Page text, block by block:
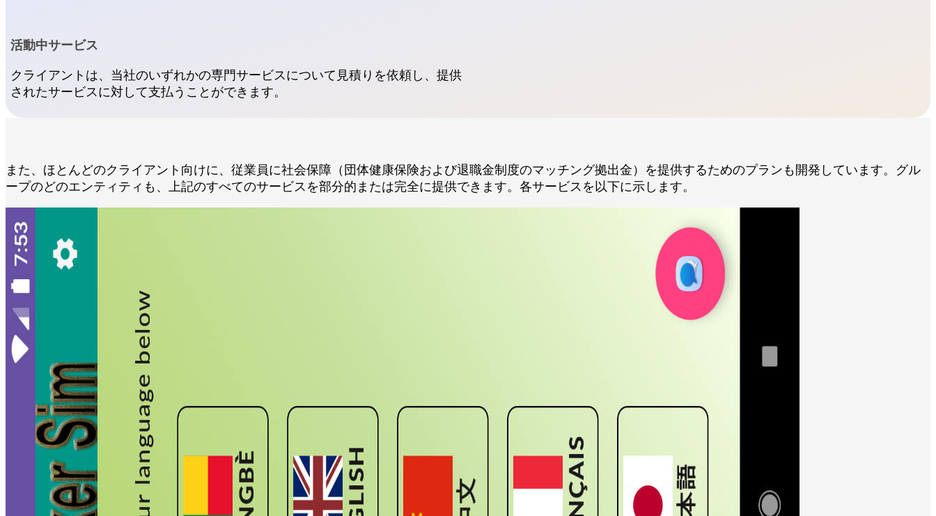
活動中サービス
クライアントは、当社のいずれかの専門サービスについて見積りを依頼し、提供
されたサービスに対して支払うことができます。
また、ほとんどのクライアント向けに、従業員に社会保障（団体健康保険および退職金制度のマッチング拠出金）を提供するためのプランも開発しています。グル
ープのどのエンティティも、上記のすべてのサービスを部分的または完全に提供できます。各サービスを以下に示します。